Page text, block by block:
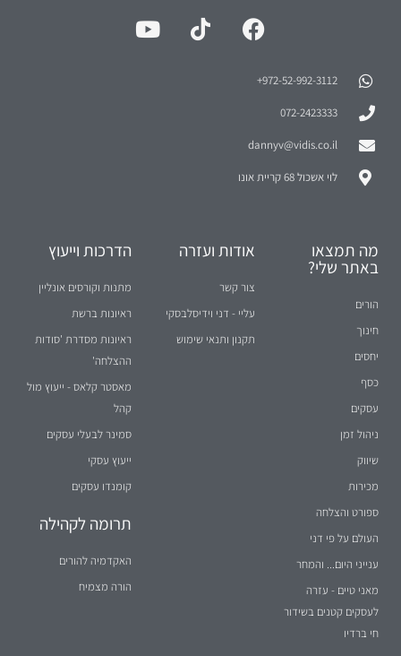
972-52-992-3112⁩+
072-2423333
dannyv@vidis.co.il
לוי אשכול 68 קריית אונו
מה תמצאו
באתר שלי?
הורים
חינוך
יחסים
כסף
עסקים
ניהול זמן
שיווק
מכירות
ספורט והצלחה
העולם על פי דני
ענייני היום... והמחר
מאני טיים - עזרה
לעסקים קטנים בשידור
חי ברדיו
אודות ועזרה
צור קשר
עליי - דני וידיסלבסקי
תקנון ותנאי שימוש
הדרכות וייעוץ
מתנות וקורסים אונליין
ראיונות ברשת
ראיונות מסדרת 'סודות
ההצלחה'
מאסטר קלאס - ייעוץ מול
קהל
סמינר לבעלי עסקים
ייעוץ עסקי
קומנדו עסקים
תרומה לקהילה
האקדמיה להורים
הורה מצמיח